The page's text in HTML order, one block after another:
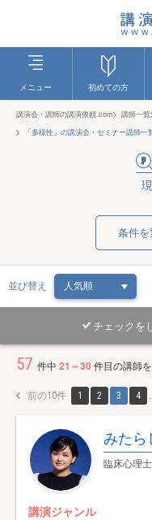
メニュー 初めての方
講演会・講師の講演依頼.com 講師一覧
「多様性」の講演会・セミナー講師一
条件
並び替え
チェックを
57 件中 21～30件目の講師
前の10件 1 2 3 4
みたら
臨床心理
講演ジャンル